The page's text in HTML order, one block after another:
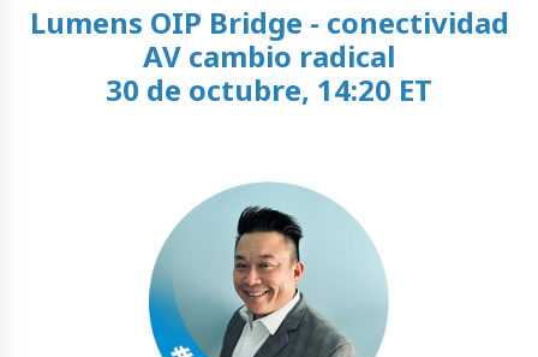
Lumens OIP Bridge - conectividad
AV cambio radical
30 de octubre, 14:20 ET